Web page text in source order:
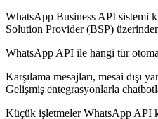
WhatsApp Business API sistemi
Solution Provider (BSP)
WhatsApp API ile hangi tür
Karşılama mesajları, mesai
Gelişmiş entegrasyonlarla
Küçük işletmeler WhatsApp API